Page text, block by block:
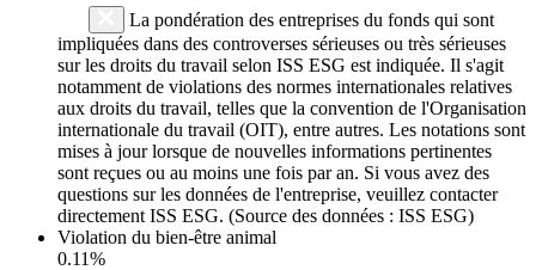
La pondération des entreprises du fonds qui sont
impliquées dans des controverses sérieuses ou très sérieuses
sur les droits du travail selon ISS ESG est indiquée. Il s'agit
notamment de violations des normes internationales relatives
aux droits du travail, telles que la convention de l'Organisation
internationale du travail (OIT), entre autres. Les notations sont
mises à jour lorsque de nouvelles informations pertinentes
sont reçues ou au moins une fois par an. Si vous avez des
questions sur les données de l'entreprise, veuillez contacter
directement ISS ESG. (Source des données : ISS ESG)
Violation du bien-être animal
0.11%